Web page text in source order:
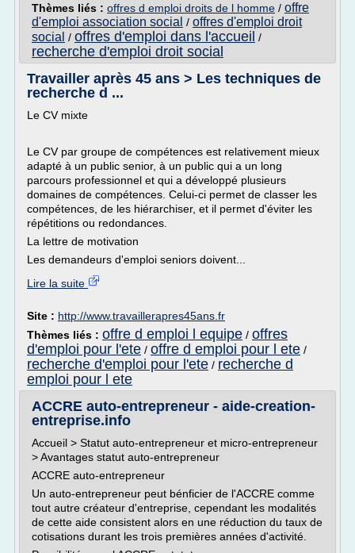
Thèmes liés : offres d emploi droits de l homme / offre
d'emploi association social / offres d'emploi droit
social / offres d'emploi dans l'accueil /
recherche d'emploi droit social
Travailler après 45 ans > Les techniques de
recherche d ...
Le CV mixte
Le CV par groupe de compétences est relativement mieux
adapté à un public senior, à un public qui a un long
parcours professionnel et qui a développé plusieurs
domaines de compétences. Celui-ci permet de classer les
compétences, de les hiérarchiser, et il permet d'éviter les
répétitions ou redondances.
La lettre de motivation
Les demandeurs d'emploi seniors doivent...
Lire la suite
Site : http://www.travaillerapres45ans.fr
Thèmes liés : offre d emploi l equipe / offres
d'emploi pour l'ete / offre d emploi pour l ete /
recherche d'emploi pour l'ete / recherche d
emploi pour l ete
ACCRE auto-entrepreneur - aide-creation-
entreprise.info
Accueil > Statut auto-entrepreneur et micro-entrepreneur
> Avantages statut auto-entrepreneur
ACCRE auto-entrepreneur
Un auto-entrepreneur peut bénficier de l'ACCRE comme
tout autre créateur d'entreprise, cependant les modalités
de cette aide consistent alors en une réduction du taux de
cotisations durant les trois premières années d'activité.